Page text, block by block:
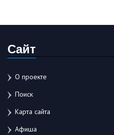
Сайт
О проекте
Поиск
Карта сайта
Афиша